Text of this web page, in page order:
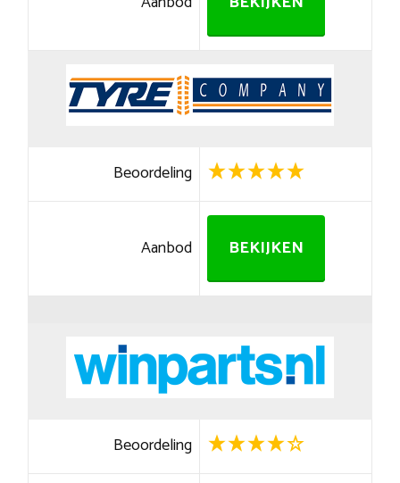
Beoordeling
Aanbod BEKIJKEN
Beoordeling